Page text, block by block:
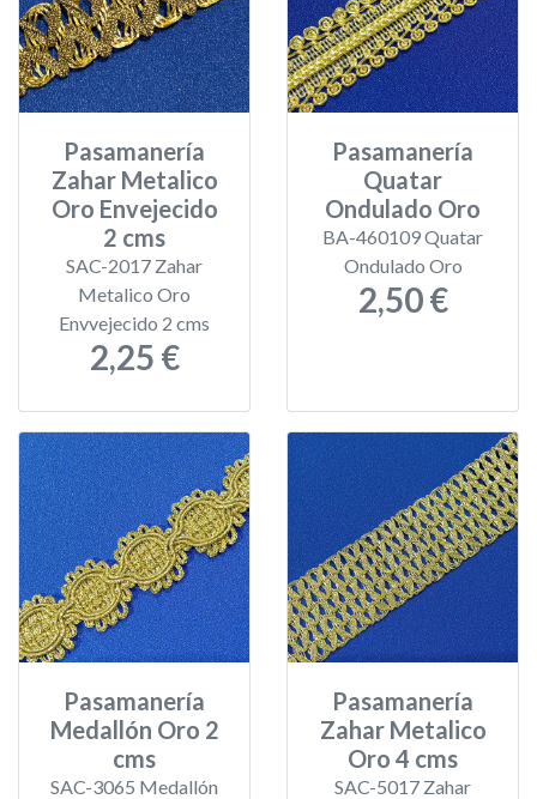
Pasamanería
Zahar Metalico
Oro Envejecido
2 cms
SAC-2017 Zahar
Metalico Oro
Envvejecido 2 cms
2,25 €
Pasamanería
Quatar
Ondulado Oro
BA-460109 Quatar
Ondulado Oro
2,50 €
Pasamanería
Medallón Oro 2
cms
SAC-3065 Medallón
Pasamanería
Zahar Metalico
Oro 4 cms
SAC-5017 Zahar